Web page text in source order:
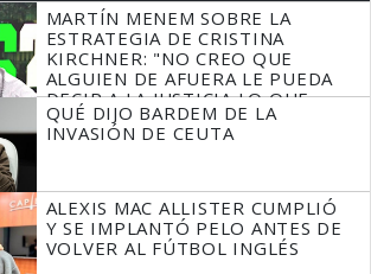
MARTÍN MENEM SOBRE LA
ESTRATEGIA DE CRISTINA
KIRCHNER: "NO CREO QUE
ALGUIEN DE AFUERA LE PUEDA
DECIR A LA JUSTICIA LO QUE
TIENE QUE HACER"
QUÉ DIJO BARDEM DE LA
INVASIÓN DE CEUTA
ALEXIS MAC ALLISTER CUMPLIÓ
Y SE IMPLANTÓ PELO ANTES DE
VOLVER AL FÚTBOL INGLÉS